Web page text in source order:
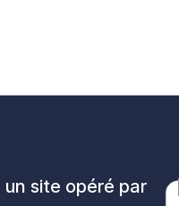
un site opéré par